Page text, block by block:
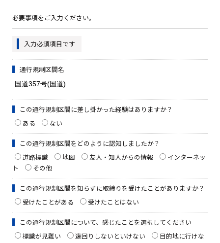
必要事項をご入力ください。
入力必須項目です
通行規制区間名
この通行規制区間に差し掛かった経験はありますか？
ある
ない
この通行規制区間をどのように認知しましたか？
道路標識
地図 友人・知人からの情報
インターネッ
ト
その他
この通行規制区間を知らずに取締りを受けたことがありますか？
受けたことがある
受けたことはない
この通行規制区間について、感じたことを選択してください
標識が見難い
遠回りしないといけない
目的地に行けな